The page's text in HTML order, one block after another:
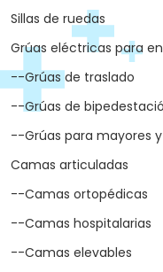
Sillas de ruedas
Grúas eléctricas para
--Grúas de traslado
--Grúas de
--Grúas para mayores
Camas articuladas
--Camas ortopédicas
--Camas hospitalarias
--Camas elevables